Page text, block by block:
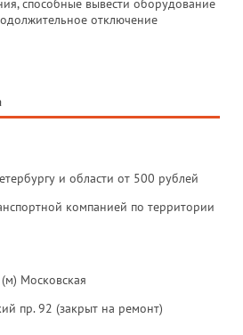
отключение
и области от 500 рублей
компанией по территории
Московская
пр. 92 (закрыт на ремонт)